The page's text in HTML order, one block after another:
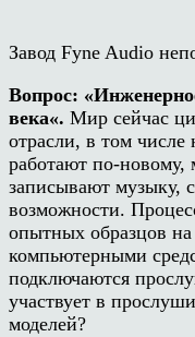
Завод Fyne Audio
Вопрос: «
века«. Мир сейчас
отрасли, в том
работают по-новому,
записывают музыку,
возможности.
опытных образцов на
компьютерными
подключаются
участвует в
моделей?